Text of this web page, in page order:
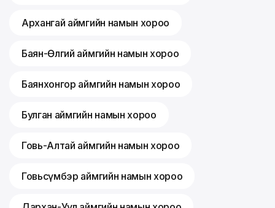
Архангай аймгийн намын хороо
Баян-Өлгий аймгийн намын хороо
Баянхонгор аймгийн намын хороо
Булган аймгийн намын хороо
Говь-Алтай аймгийн намын хороо
Говьсүмбэр аймгийн намын хороо